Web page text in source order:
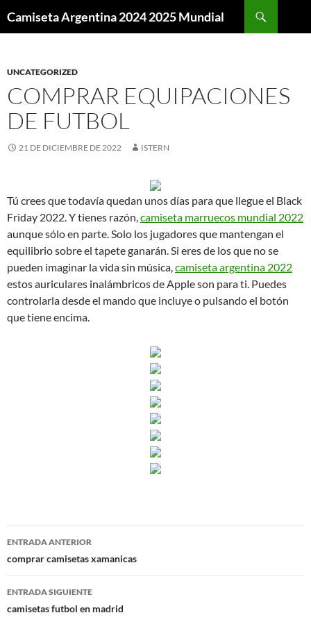
Camiseta Argentina 2024 2025 Mundial
UNCATEGORIZED
COMPRAR EQUIPACIONES
DE FUTBOL
21 DE DICIEMBRE DE 2022 ISTERN
Tú crees que todavía quedan unos días para que llegue el Black
Friday 2022. Y tienes razón,camiseta marruecos mundial 2022
aunque sólo en parte. Solo los jugadores que mantengan el
equilibrio sobre el tapete ganarán. Si eres de los que no se
pueden imaginar la vida sin música,camiseta argentina 2022
estos auriculares inalámbricos de Apple son para ti. Puedes
controlarla desde el mando que incluye o pulsando el botón
que tiene encima.
Navegación
de
entradas
ENTRADA ANTERIOR
comprar camisetas xamanicas
ENTRADA SIGUIENTE
camisetas futbol en madrid